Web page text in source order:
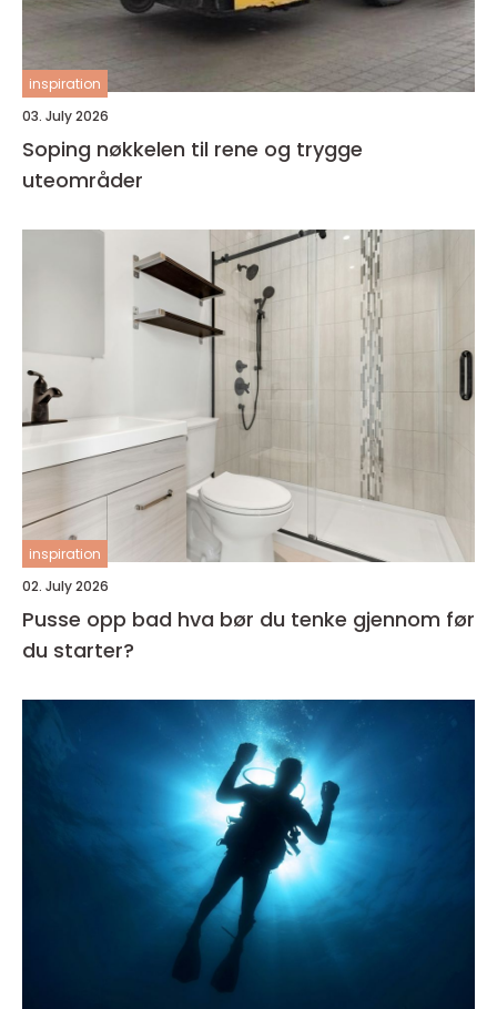
inspiration
03. July 2026
Soping nøkkelen til rene og trygge
uteområder
inspiration
02. July 2026
Pusse opp bad hva bør du tenke gjennom før
du starter?